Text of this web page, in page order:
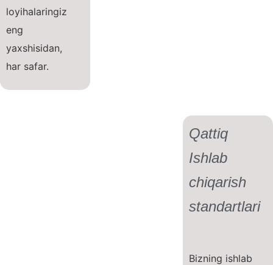
loyihalaringiz
eng
yaxshisidan,
har safar.
Qattiq
Ishlab
chiqarish
standartlari
Bizning ishlab